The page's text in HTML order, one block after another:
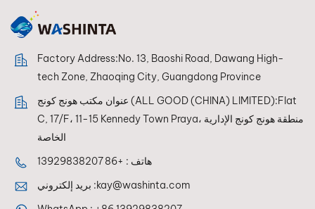
Factory Address:No. 13, Baoshi Road, Dawang High-
tech Zone, Zhaoqing City, Guangdong Province
عنوان مكتب هونج كونج (ALL GOOD (CHINA) LIMITED):Flat
C, 17/F، 11-15 Kennedy Town Praya، منطقة هونج كونج الإدارية
الخاصة
هاتف : +86 13929838207
بريد إلكتروني :kay@washinta.com